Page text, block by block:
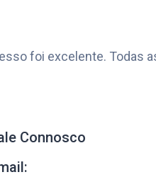
foi excelente. Todas
Connosco